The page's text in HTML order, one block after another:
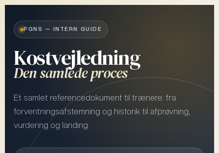
PGNS — INTERN GUIDE
Kostvejledning
Den samlede proces
Et samlet referencedokument til trænere: fra
forventningsafstemning og historik til afprøvning,
vurdering og landing.